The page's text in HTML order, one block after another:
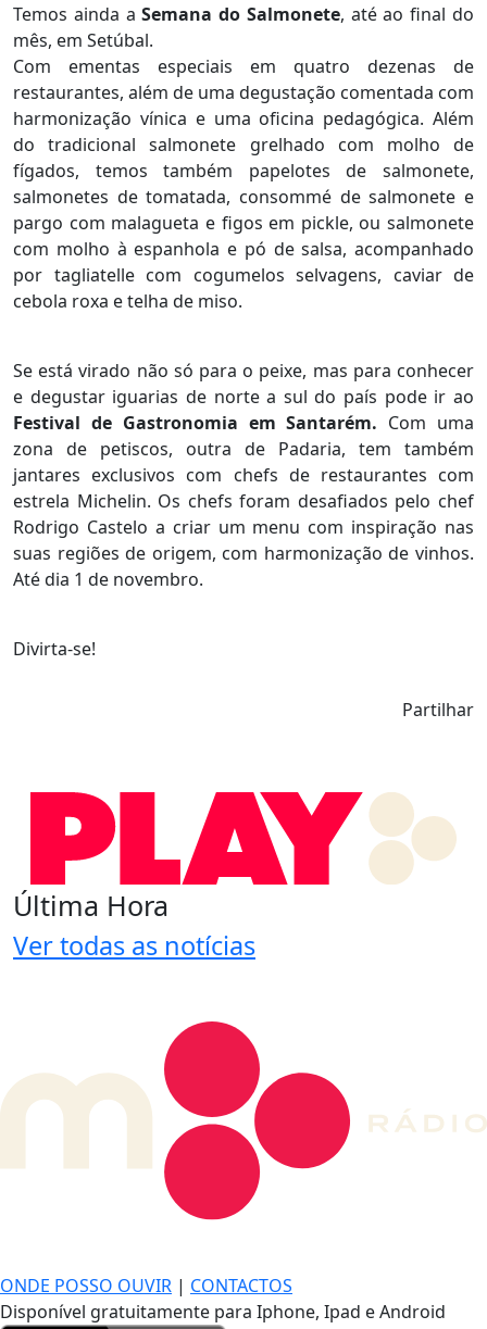
Temos ainda aSemana do Salmonete, até ao final do
mês, em Setúbal.
Com ementas especiais em quatro dezenas de
restaurantes, além de uma degustação comentada com
harmonização vínica e uma oficina pedagógica. Além
do tradicional salmonete grelhado com molho de
fígados, temos também papelotes de salmonete,
salmonetes de tomatada, consommé de salmonete e
pargo com malagueta e figos em pickle, ou salmonete
com molho à espanhola e pó de salsa, acompanhado
por tagliatelle com cogumelos selvagens, caviar de
cebola roxa e telha de miso.
Se está virado não só para o peixe, mas para conhecer
e degustar iguarias de norte a sul do país pode ir ao
Festival de Gastronomia em Santarém. Com uma
zona de petiscos, outra de Padaria, tem também
jantares exclusivos com chefs de restaurantes com
estrela Michelin. Os chefs foram desafiados pelo chef
Rodrigo Castelo a criar um menu com inspiração nas
suas regiões de origem, com harmonização de vinhos.
Até dia 1 de novembro.
Divirta-se!
Partilhar
Última Hora
Ver todas as notícias
ONDE POSSO OUVIR | CONTACTOS
Disponível gratuitamente para Iphone, Ipad e Android